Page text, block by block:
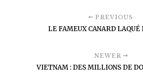
PREVIOUS
LE FAMEUX CANARD LAQUÉ
NEWER
VIETNAM : DES MILLIONS DE